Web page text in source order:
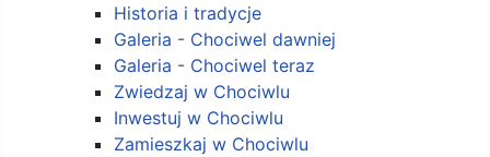
Historia i tradycje
Galeria - Chociwel dawniej
Galeria - Chociwel teraz
Zwiedzaj w Chociwlu
Inwestuj w Chociwlu
Zamieszkaj w Chociwlu